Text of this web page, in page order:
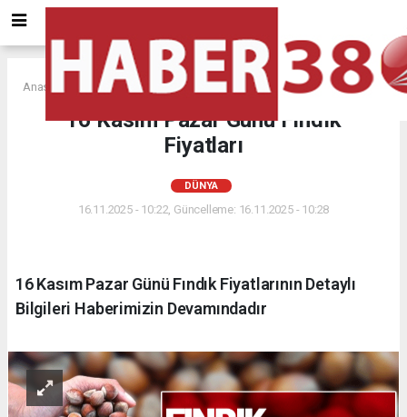
Anasayfa DÜNYA
16 Kasım Pazar Günü Fındık
Fiyatları
DÜNYA
16.11.2025 - 10:22, Güncelleme: 16.11.2025 - 10:28
16 Kasım Pazar Günü Fındık Fiyatlarının Detaylı
Bilgileri Haberimizin Devamındadır